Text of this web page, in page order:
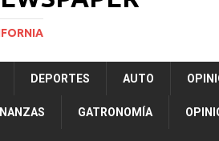
DEPORTES AUTO
GATRONOMÍA